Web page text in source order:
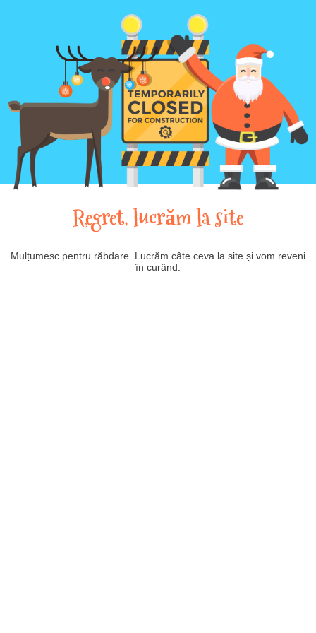
Regret, lucrăm la site
Mulțumesc pentru răbdare. Lucrăm câte ceva la site și vom reveni
în curând.